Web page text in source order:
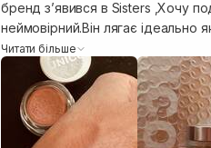
бренд зʼявився в Sisters ,Хочу
неймовірний.Він лягає ідеально
просто в саме серденько❤️По
при жаркій погоді,лягає
мультитаскера,одним
Читати більше